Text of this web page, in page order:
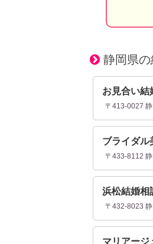
静岡県
お見合い結
〒413-0027
ブライダル
〒433-8112 静
浜松結婚相
〒432-8023
マリアージ